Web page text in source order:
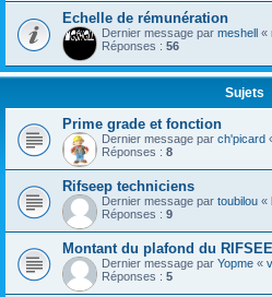
Echelle de rémunération
Dernier message par meshell «
Réponses : 56
Sujets
Prime grade et fonction
Dernier message par ch'picard
Réponses : 8
Rifseep techniciens
Dernier message par toubilou «
Réponses : 9
Montant du plafond du
Dernier message par Yopme «
Réponses : 5